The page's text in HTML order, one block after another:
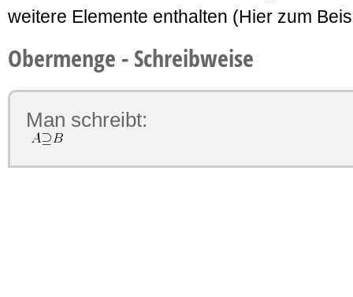
weitere Elemente enthalten (Hier zum
Obermenge - Schreibweise
Man schreibt: